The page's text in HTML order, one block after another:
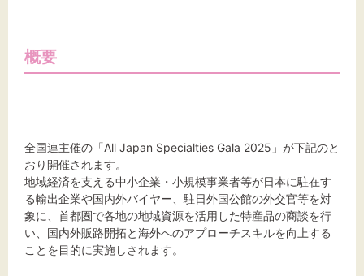
概要
全国連主催の「All Japan Specialties Gala 2025」が下記のと
おり開催されます。
地域経済を支える中小企業・小規模事業者等が日本に駐在す
る輸出企業や国内外バイヤー、駐日外国公館の外交官等を対
象に、首都圏で各地の地域資源を活用した特産品の商談を行
い、国内外販路開拓と海外へのアプローチスキルを向上する
ことを目的に実施しされます。